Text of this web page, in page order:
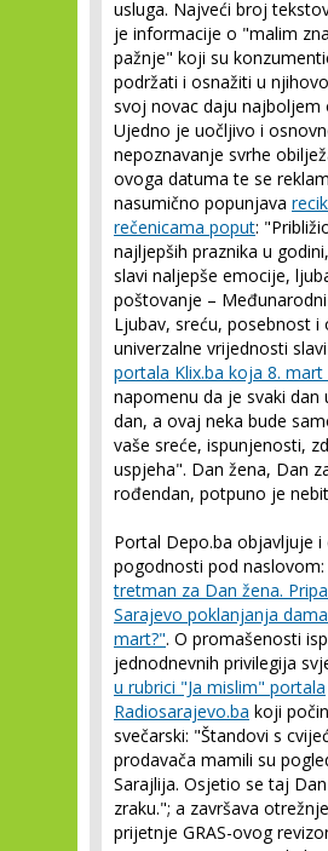
usluga. Najveći broj
je informacije o "malim
pažnje" koji su
podržati i osnažiti u
svoj novac daju najboljem
Ujedno je uočljivo i
nepoznavanje svrhe
ovoga datuma te se
nasumično popunjava
rečenicama poput:
najljepših praznika u
slavi naljepše emocije,
poštovanje –
Ljubav, sreću, posebnost i
univerzalne vrijednosti
portala Klix.ba koja 8. mart
napomenu da je svaki dan
dan, a ovaj neka bude
vaše sreće, ispunjenosti,
uspjeha". Dan žena, Dan
rođendan, potpuno je
Portal Depo.ba objavljuje i
pogodnosti pod naslovom:
tretman za Dan žena.
Sarajevo poklanjanja
mart?". O promašenosti
jednodnevnih privilegija
u rubrici "Ja mislim" portala
Radiosarajevo.ba koji
svečarski: "Štandovi s
prodavača mamili su
Sarajlija. Osjetio se taj
zraku."; a završava
prijetnje GRAS-ovog